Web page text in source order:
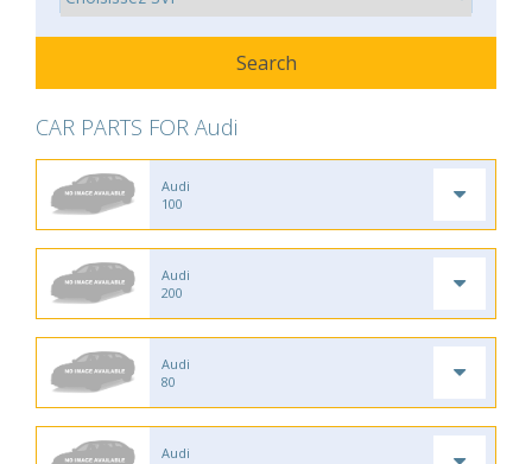
CAR PARTS FOR Audi
Audi
100
Audi
200
Audi
80
Audi